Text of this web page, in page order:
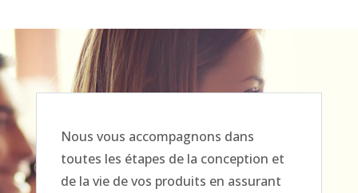
Nous vous accompagnons dans
toutes les étapes de la conception et
de la vie de vos produits en assurant